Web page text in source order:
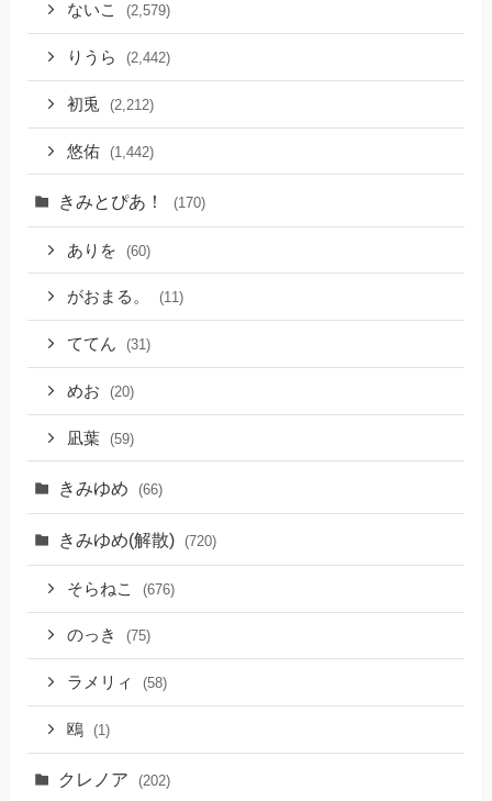
ないこ (2,579)
りうら (2,442)
初兎 (2,212)
悠佑 (1,442)
きみとぴあ！ (170)
ありを (60)
がおまる。 (11)
ててん (31)
めお (20)
凪葉 (59)
きみゆめ (66)
きみゆめ(解散) (720)
そらねこ (676)
のっき (75)
ラメリィ (58)
鴎 (1)
クレノア (202)